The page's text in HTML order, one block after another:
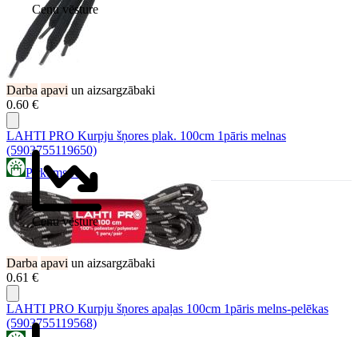
Cenu vēsture
Darba apavi un aizsargzābaki
0.60 €
Cenu vēsture
LAHTI PRO Kurpju šņores plak. 100cm 1pāris melnas
(5903755119650)
Pirkums.lv
Darba apavi un aizsargzābaki
0.61 €
LAHTI PRO Kurpju šņores apaļas 100cm 1pāris melns-pelēkas
(5903755119568)